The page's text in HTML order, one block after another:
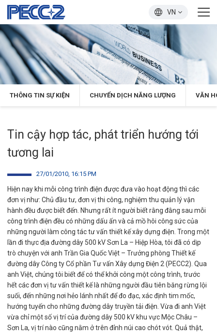
VN
THÔNG TIN SỰ KIỆN CHUYỂN DỊCH NĂNG LƯỢNG VĂN
Tin cậy hợp tác, phát triển hướng tới
tương lai
27/01/2010, 16:15 PM
Hiện nay khi mỗi công trình điện được đưa vào hoạt động thì các
đơn vị như: Chủ đầu tư, đơn vị thi công, nghiệm thu quản lý vận
hành đều được biết đến. Nhưng rất ít người biết rằng đằng sau mỗi
công trình điện đều có những dấu ấn và cả mồ hôi công sức của
những người làm công tác tư vấn thiết kế xây dựng điện. Trong một
lần đi thực địa đường dây 500 kV Sơn La – Hiệp Hòa, tôi đã có dịp
trò chuyện với anh Trần Gia Quốc Việt – Trưởng phòng Thiết kế
đường dây Công ty Cổ phần Tư vấn Xây dựng Điện 2 (PECC2). Qua
anh Việt, chúng tôi biết để có thể khởi công một công trình, trước
hết các đơn vị tư vấn thiết kế là những người đầu tiên băng rừng lội
suối, đến những nơi hẻo lánh nhất để đo đạc, xác định tim mốc,
hướng tuyến cho những đường dây truyền tải điện. Vừa đi anh Việt
vừa chỉ một số vị trí của đường dây 500 kV khu vực Mộc Châu –
Sơn La, vị trí nào cũng nằm ở trên đỉnh núi cao chót vót. Quả thật,